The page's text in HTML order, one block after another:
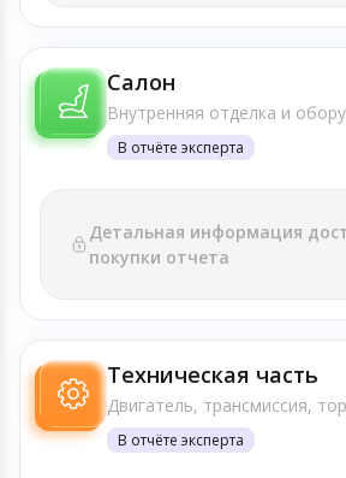
Салон
Внутренняя отделка и
В отчёте эксперта
Детальная информация
покупки отчета
Техническая часть
Двигатель, трансмиссия,
В отчёте эксперта